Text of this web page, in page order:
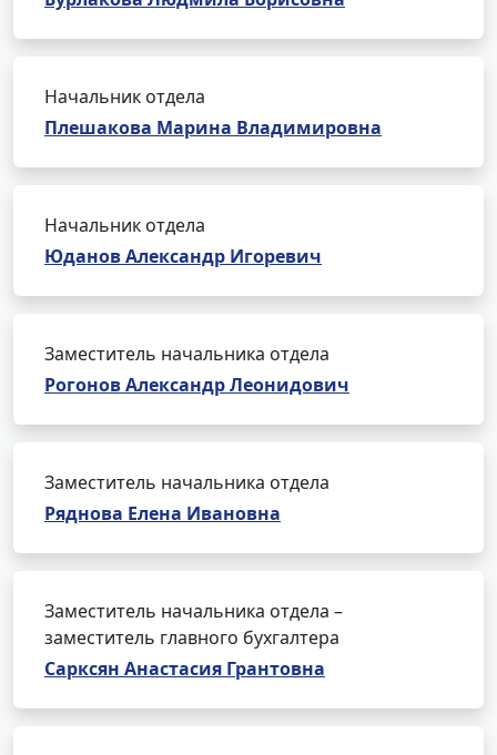
Начальник отдела
Плешакова Марина Владимировна
Начальник отдела
Юданов Александр Игоревич
Заместитель начальника отдела
Рогонов Александр Леонидович
Заместитель начальника отдела
Ряднова Елена Ивановна
Заместитель начальника отдела –
заместитель главного бухгалтера
Сарксян Анастасия Грантовна